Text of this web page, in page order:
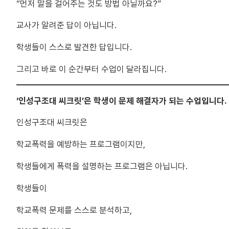
“먼저 말을 걸어주는 것도 방법 아닐까요?”
교사가 알려준 답이 아닙니다.
학생들이 스스로 발견한 답입니다.
그리고 바로 이 순간부터 수업이 달라집니다.
‘인성구조대 씨크릿’은 학생이 문제 해결자가 되는 수업입니다.
인성구조대 씨크릿은
학교폭력을 예방하는 프로그램이지만,
학생들에게 폭력을 설명하는 프로그램은 아닙니다.
학생들이
학교폭력 문제를 스스로 분석하고,